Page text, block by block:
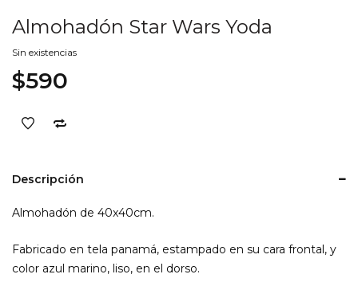
Almohadón Star Wars Yoda
Sin existencias
$590
Descripción
Almohadón de 40x40cm.
Fabricado en tela panamá, estampado en su cara frontal, y
color azul marino, liso, en el dorso.